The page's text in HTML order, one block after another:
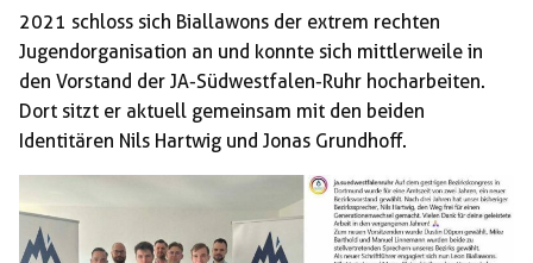
2021 schloss sich Biallawons der extrem rechten
Jugendorganisation an und konnte sich mittlerweile in
den Vorstand der JA-Südwestfalen-Ruhr hocharbeiten.
Dort sitzt er aktuell gemeinsam mit den beiden
Identitären Nils Hartwig und Jonas Grundhoff.